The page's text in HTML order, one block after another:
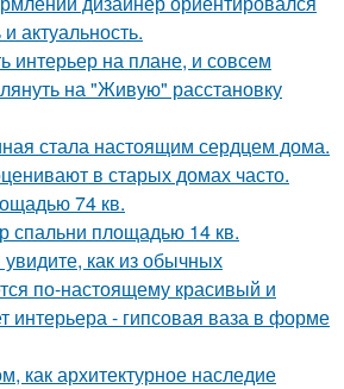
актуальность.
интерьер на плане, и совсем
на "Живую" расстановку
стала настоящим сердцем дома.
в старых домах часто.
74 кв.
спальни площадью 14 кв.
как из обычных
по-настоящему красивый и
интерьера - гипсовая ваза в форме
как архитектурное наследие